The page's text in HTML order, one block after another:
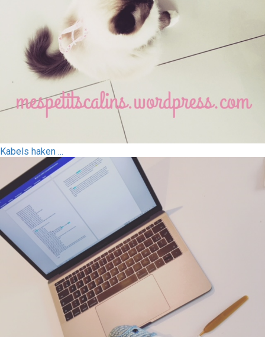
Kabels haken ...